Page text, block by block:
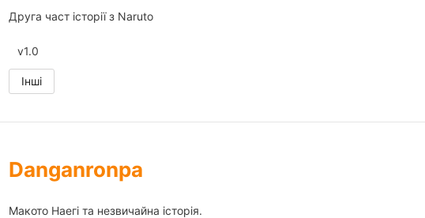
Друга част історії з Naruto
v1.0
Інші
Danganronpa
Макото Наегі та незвичайна історія.